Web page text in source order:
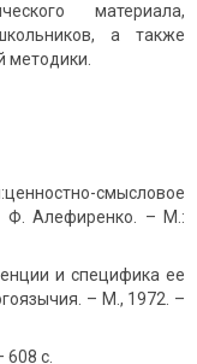
материала,
а также
методики.
смысловое
Ф. Алефиренко. – М.:
и специфика ее
– М., 1972. –
с.